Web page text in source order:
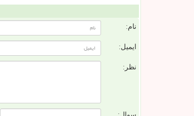
نام:
ایمیل:
نظر: